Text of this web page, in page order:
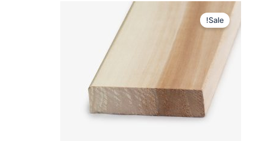
היה:
900.00 ₪.
690.00 ₪.
Sale!